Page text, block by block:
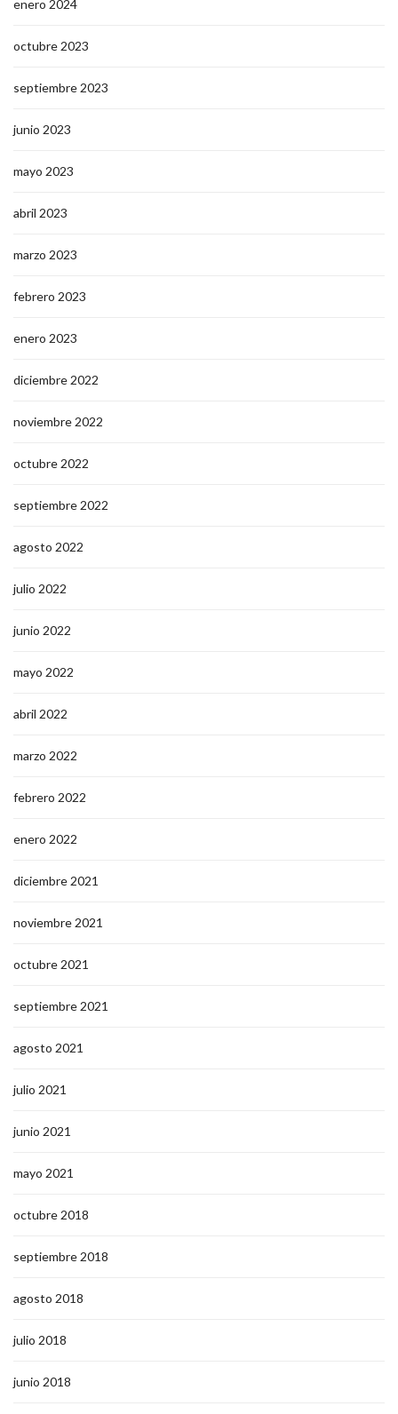
enero 2024
octubre 2023
septiembre 2023
junio 2023
mayo 2023
abril 2023
marzo 2023
febrero 2023
enero 2023
diciembre 2022
noviembre 2022
octubre 2022
septiembre 2022
agosto 2022
julio 2022
junio 2022
mayo 2022
abril 2022
marzo 2022
febrero 2022
enero 2022
diciembre 2021
noviembre 2021
octubre 2021
septiembre 2021
agosto 2021
julio 2021
junio 2021
mayo 2021
octubre 2018
septiembre 2018
agosto 2018
julio 2018
junio 2018